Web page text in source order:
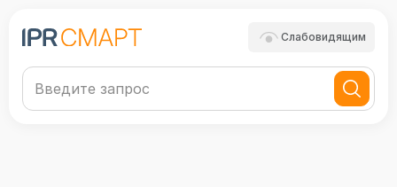
Слабовидящим